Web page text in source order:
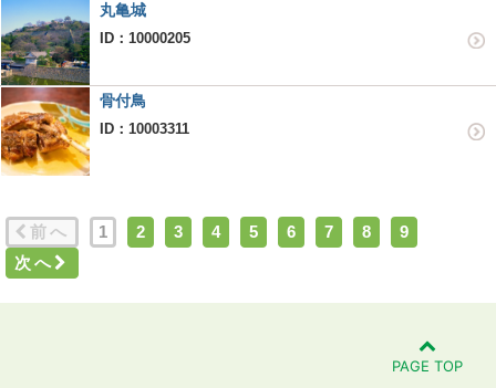
丸亀城
ID：10000205
骨付鳥
ID：10003311
前へ 1 2 3 4 5 6 7 8
9
次へ
PAGE TOP